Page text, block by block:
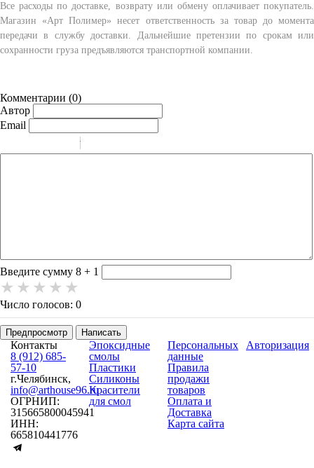
Все расходы по доставке, возврату или обмену оплачивает покупатель.
Магазин «Арт Полимер» несет ответственность за товар до момента
передачи в службу доставки. Дальнейшие претензии по срокам или
сохранности груза предъявляются транспортной компании.
Комментарии (0)
Автор
Email
-
-
-
Введите сумму 8 + 1
Число голосов: 0
Предпросмотр Написать
Контакты
8 (912) 685-
57-10
г.Челябинск,
info@arthouse96.ru
ОГРНИП:
315665800045941
ИНН:
665810441776
Эпоксидные
смолы
Пластики
Силиконы
Красители
для смол
Персональных
данные
Правила
продажи
товаров
Оплата и
Доставка
Карта сайта
Авторизация